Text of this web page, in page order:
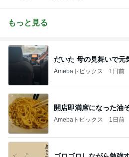
もっと見る
だいた 母の見舞いで元
Amebaトピックス 1日前
開店即満席になった油
Amebaトピックス 1日前